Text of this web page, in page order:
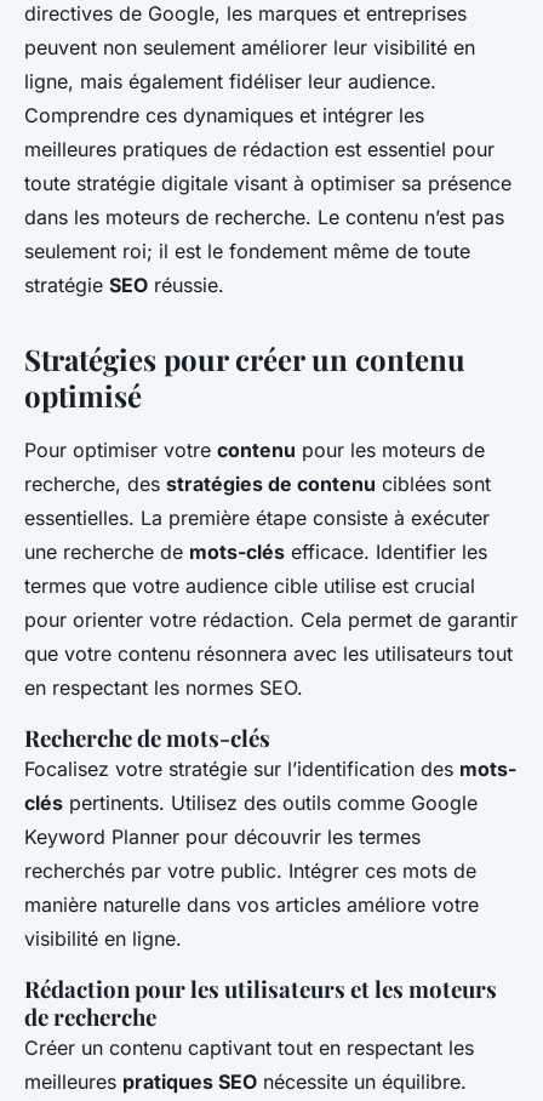
directives de Google, les marques et entreprises
peuvent non seulement améliorer leur visibilité en
ligne, mais également fidéliser leur audience.
Comprendre ces dynamiques et intégrer les
meilleures pratiques de rédaction est essentiel pour
toute stratégie digitale visant à optimiser sa présence
dans les moteurs de recherche. Le contenu n’est pas
seulement roi; il est le fondement même de toute
stratégie SEO réussie.
Stratégies pour créer un contenu
optimisé
Pour optimiser votre contenu pour les moteurs de
recherche, des stratégies de contenu ciblées sont
essentielles. La première étape consiste à exécuter
une recherche de mots-clés efficace. Identifier les
termes que votre audience cible utilise est crucial
pour orienter votre rédaction. Cela permet de garantir
que votre contenu résonnera avec les utilisateurs tout
en respectant les normes SEO.
Recherche de mots-clés
Focalisez votre stratégie sur l’identification des mots-
clés pertinents. Utilisez des outils comme Google
Keyword Planner pour découvrir les termes
recherchés par votre public. Intégrer ces mots de
manière naturelle dans vos articles améliore votre
visibilité en ligne.
Rédaction pour les utilisateurs et les moteurs
de recherche
Créer un contenu captivant tout en respectant les
meilleures pratiques SEO nécessite un équilibre.